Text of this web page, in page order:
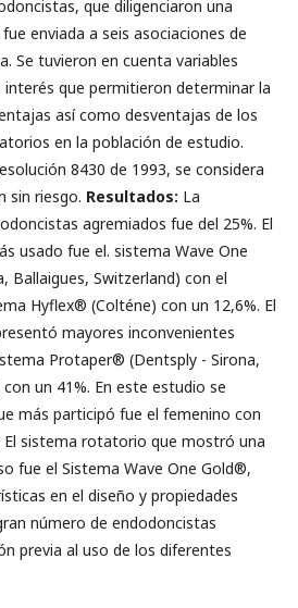
que diligenciaron una
enviada a seis asociaciones de
Se tuvieron en cuenta variables
que permitieron determinar la
así como desventajas de los
en la población de estudio.
8430 de 1993, se considera
sin riesgo. Resultados: La
agremiados fue del 25%. El
usado fue el. sistema Wave One
Ballaigues, Switzerland) con el
Hyflex® (Colténe) con un 12,6%. El
mayores inconvenientes
Protaper® (Dentsply - Sirona,
un 41%. En este estudio se
más participó fue el femenino con
El sistema rotatorio que mostró una
fue el Sistema Wave One Gold®,
en el diseño y propiedades
número de endodoncistas
previa al uso de los diferentes